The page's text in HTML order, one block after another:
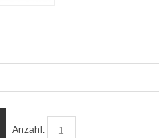
Anzahl: